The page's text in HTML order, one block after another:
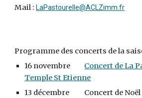
Mail :LaPastourelle@ACLZimm.fr
Programme des concerts de la
16 novembre
Concert de La
Temple St Etienne
13 décembre
Concert de